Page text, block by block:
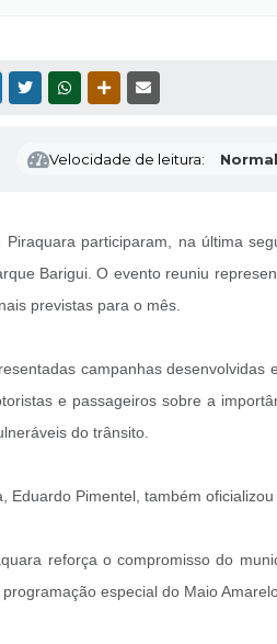
MESSENGER
TWITTERWHATSAPPOUTRAS MÍDIAS
Velocidade de leitura:
Piraquara participaram, na última
Barigui. O evento reuniu
previstas para o mês.
campanhas desenvolvidas
e passageiros sobre a
do trânsito.
Eduardo Pimentel, também
reforça o compromisso do
especial do Maio